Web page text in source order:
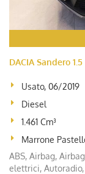
DACIA Sandero
Usato, 06/2019
Diesel
1.461 Cm³
Marrone
ABS, Airbag,
elettrici,